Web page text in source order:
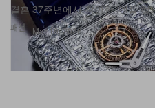
패션
결혼 37주년에서 착안한 ‘엔젤 컷’.
Mar 19, 2026